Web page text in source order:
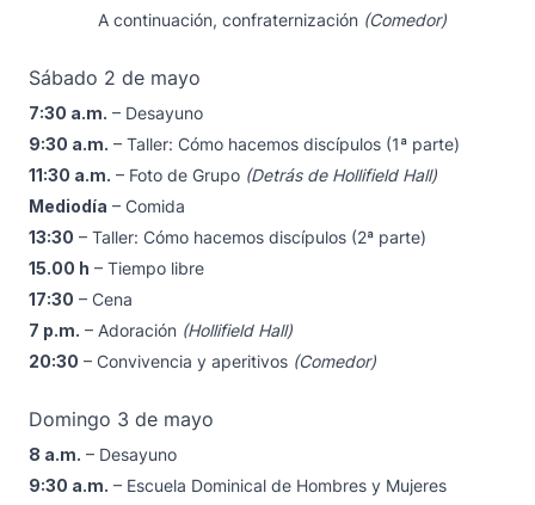
A continuación, confraternización (Comedor)
Sábado 2 de mayo
7:30 a.m. – Desayuno
9:30 a.m. – Taller: Cómo hacemos discípulos (1ª parte)
11:30 a.m. – Foto de Grupo (Detrás de Hollifield Hall)
Mediodía – Comida
13:30 – Taller: Cómo hacemos discípulos (2ª parte)
15.00 h – Tiempo libre
17:30 – Cena
7 p.m. – Adoración (Hollifield Hall)
20:30 – Convivencia y aperitivos (Comedor)
Domingo 3 de mayo
8 a.m. – Desayuno
9:30 a.m. – Escuela Dominical de Hombres y Mujeres